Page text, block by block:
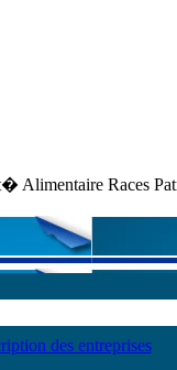
Races
des entreprises